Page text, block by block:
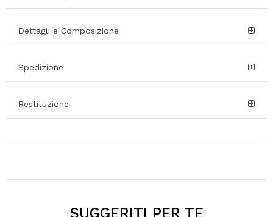
Dettagli e Composizione
Spedizione
Restituzione
SUGGERITI PER TE